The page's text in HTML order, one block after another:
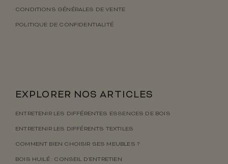
CONDITIONS GÉNÉRALES DE VENTE
POLITIQUE DE CONFIDENTIALITÉ
EXPLORER NOS ARTICLES
ENTRETENIR LES DIFFÉRENTES ESSENCES DE BOIS
ENTRETENIR LES DIFFÉRENTS TEXTILES
COMMENT BIEN CHOISIR SES MEUBLES ?
BOIS HUILÉ : CONSEIL D’ENTRETIEN